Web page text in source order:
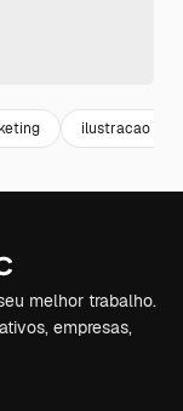
ilustracao
melhor trabalho.
empresas,